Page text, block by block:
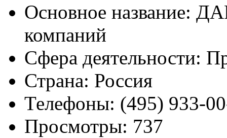
Основное название:
компаний
Сфера деятельности:
Страна: Россия
Телефоны: (495) 933-
Просмотры: 737